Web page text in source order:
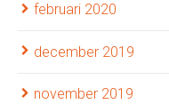
februari 2020
december 2019
november 2019